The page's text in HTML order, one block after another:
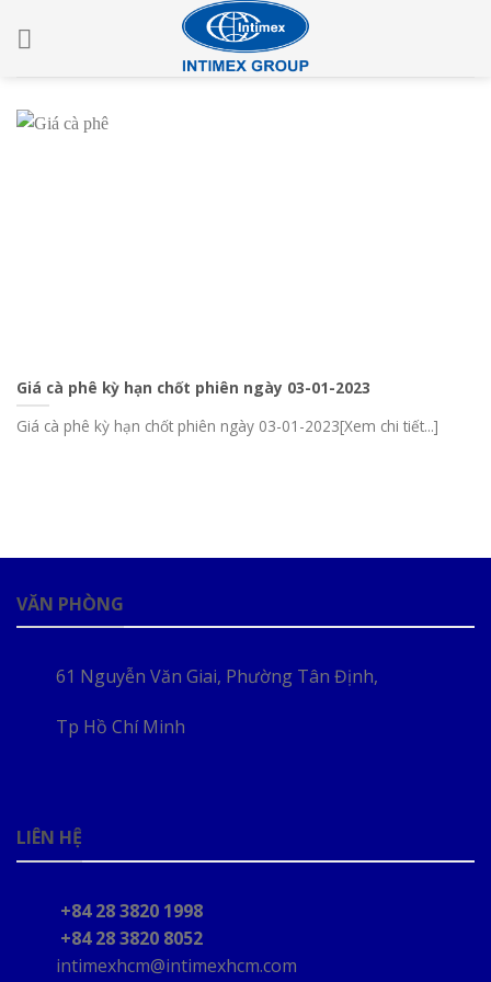
Giá cà phê kỳ hạn chốt phiên ngày 03-01-2023
Giá cà phê kỳ hạn chốt phiên ngày 03-01-2023[Xem chi tiết...]
VĂN PHÒNG
61 Nguyễn Văn Giai, Phường Tân Định,
Tp Hồ Chí Minh
LIÊN HỆ
+84 28 3820 1998
+84 28 3820 8052
intimexhcm@intimexhcm.com